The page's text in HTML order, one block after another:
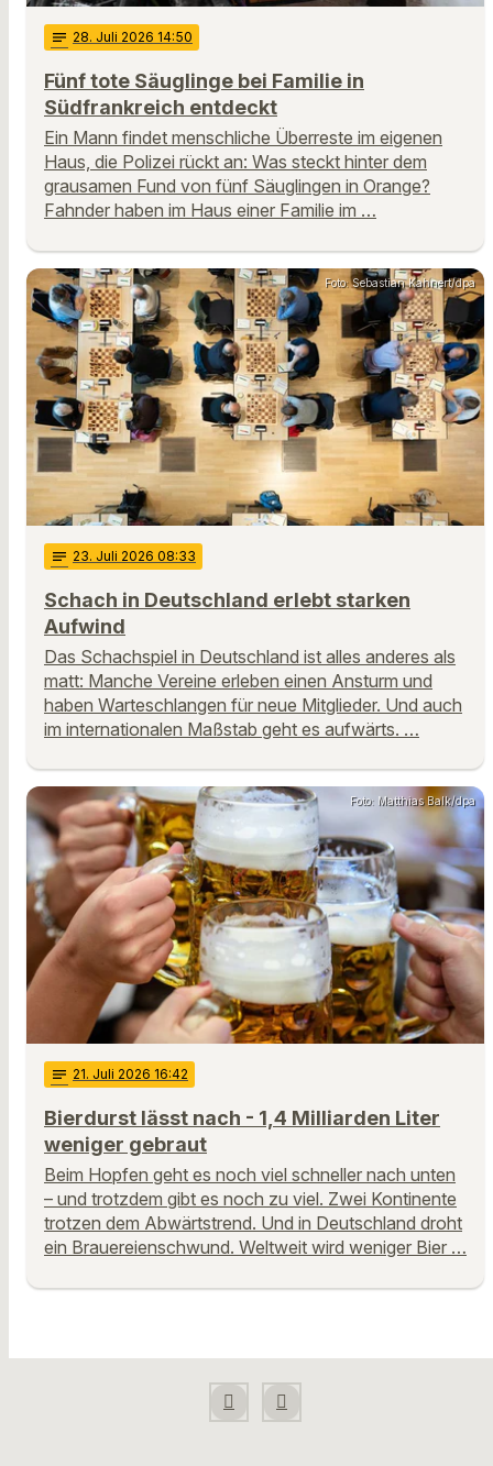
notes 28. Juli 2026 14:50
Fünf tote Säuglinge bei Familie in
Südfrankreich entdeckt
Ein Mann findet menschliche Überreste im eigenen
Haus, die Polizei rückt an: Was steckt hinter dem
grausamen Fund von fünf Säuglingen in Orange?
Fahnder haben im Haus einer Familie im …
Foto: Sebastian Kahnert/dpa
notes 23. Juli 2026 08:33
Schach in Deutschland erlebt starken
Aufwind
Das Schachspiel in Deutschland ist alles anderes als
matt: Manche Vereine erleben einen Ansturm und
haben Warteschlangen für neue Mitglieder. Und auch
im internationalen Maßstab geht es aufwärts. …
Foto: Matthias Balk/dpa
notes 21. Juli 2026 16:42
Bierdurst lässt nach - 1,4 Milliarden Liter
weniger gebraut
Beim Hopfen geht es noch viel schneller nach unten
– und trotzdem gibt es noch zu viel. Zwei Kontinente
trotzen dem Abwärtstrend. Und in Deutschland droht
ein Brauereienschwund. Weltweit wird weniger Bier …